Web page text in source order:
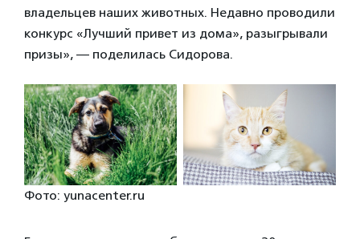
владельцев наших животных. Недавно проводили
конкурс «Лучший привет из дома», разыгрывали
призы», — поделилась Сидорова.
Фото: yunacenter.ru